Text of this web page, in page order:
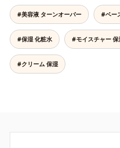
明肌を叶えます。L＝さっぱりタイ
プ（脂性肌～普通肌）M＝しっとり
タイプ（普通肌～乾性肌）*1 γ－グ
ルタミン酸ポリペプチド、２－メタ
クリロイルオキシエチルホスホリル
コリン・メタクリル酸ブチル共重合
体液*2 メラニンの生成を抑え、シ
ミ・ソバカスを防ぐ*3 日本化粧品
する原因を引き起こしていることが
わかりました。そこでオルビス ブ
ライト シリーズは「メラニンにじ
み」に着目して「高圧処理ビタミン
C(*7)」を採用。肌奥(*5)まで浸透
し、シミやソバカスの原因となるメ
ラニンの生成を食い止めます。また
肌荒れ防止有効成分と速効性と持続
#美容液 ターンオーバー #ベー
#保湿 化粧水 #モイスチャー 保
#クリーム 保湿